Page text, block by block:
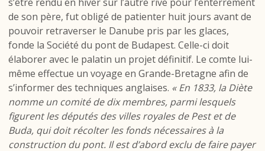
de son père, fut obligé de patienter huit jours avant de
pouvoir retraverser le Danube pris par les glaces,
fonde la Société du pont de Budapest. Celle-ci doit
élaborer avec le palatin un projet définitif. Le comte lui-
même effectue un voyage en Grande-Bretagne afin de
s’informer des techniques anglaises. « En 1833, la Diète
nomme un comité de dix membres, parmi lesquels
figurent les députés des villes royales de Pest et de
Buda, qui doit récolter les fonds nécessaires à la
construction du pont. Il est d’abord exclu de faire payer